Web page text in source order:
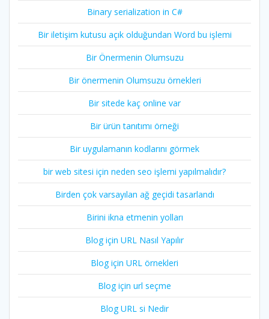
Binary serialization in C#
Bir iletişim kutusu açık olduğundan Word bu işlemi
Bir Önermenin Olumsuzu
Bir önermenin Olumsuzu örnekleri
Bir sitede kaç online var
Bir ürün tanıtımı örneği
Bir uygulamanın kodlarını görmek
bir web sitesi için neden seo işlemi yapılmalıdır?
Birden çok varsayılan ağ geçidi tasarlandı
Birini ikna etmenin yolları
Blog için URL Nasıl Yapılır
Blog için URL örnekleri
Blog için url seçme
Blog URL si Nedir